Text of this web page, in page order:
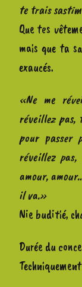
te trais
Que tes
mais que ta
exaucés.
«Ne me
réveillez pas,
pour passer
réveillez
amour,
il va.»
Nie buditié,
Durée du